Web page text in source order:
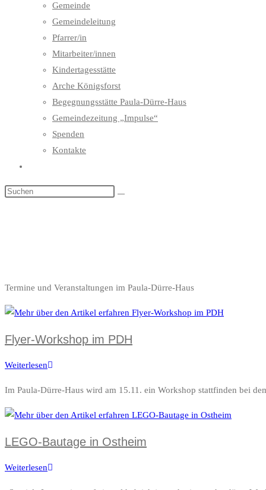
Gemeinde
Gemeindeleitung
Pfarrer/in
Mitarbeiter/innen
Kindertagesstätte
Arche Königsforst
Begegnungsstätte Paula-Dürre-Haus
Gemeindezeitung „Impulse“
Spenden
Kontakte
umschalten
Termine und Veranstaltungen im Paula-Dürre-Haus
Flyer-Workshop im PDH
WeiterlesenFlyer-
PDH
Im Paula-Dürre-Haus wird am 15.11. ein Workshop stattfinden bei
LEGO-Bautage in Ostheim
WeiterlesenLEGO-